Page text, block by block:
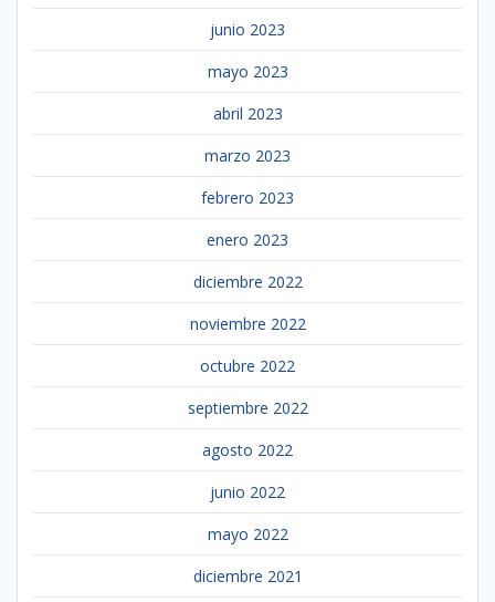
junio 2023
mayo 2023
abril 2023
marzo 2023
febrero 2023
enero 2023
diciembre 2022
noviembre 2022
octubre 2022
septiembre 2022
agosto 2022
junio 2022
mayo 2022
diciembre 2021